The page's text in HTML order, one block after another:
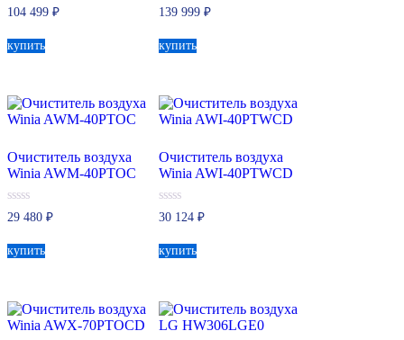
0
из
104 499 ₽
купить
0
из
139 999₽
купить
Очиститель воздуха
Winia AWM-40PTOC
0
из
29 480 ₽
купить
Очиститель воздуха
Winia AWI-40PTWCD
0
из
30 124₽
купить